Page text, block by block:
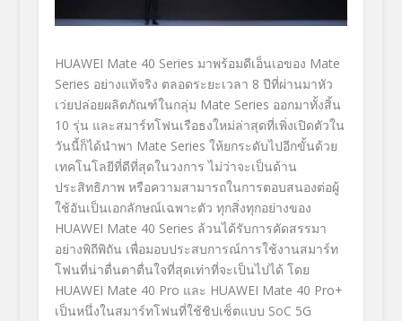
HUAWEI Mate 40 Series มาพร้อมดีเอ็นเอของ Mate
Series อย่างแท้จริง ตลอดระยะเวลา 8 ปีที่ผ่านมาหัว
เว่ยปล่อยผลิตภัณฑ์ในกลุ่ม Mate Series ออกมาทั้งสิ้น
10 รุ่น และสมาร์ทโฟนเรือธงใหม่ล่าสุดที่เพิ่งเปิดตัวใน
วันนี้ก็ได้นำพา Mate Series ให้ยกระดับไปอีกขั้นด้วย
เทคโนโลยีที่ดีที่สุดในวงการ ไม่ว่าจะเป็นด้าน
ประสิทธิภาพ หรือความสามารถในการตอบสนองต่อผู้
ใช้อันเป็นเอกลักษณ์เฉพาะตัว ทุกสิ่งทุกอย่างของ
HUAWEI Mate 40 Series ล้วนได้รับการคัดสรรมา
อย่างพิถีพิถัน เพื่อมอบประสบการณ์การใช้งานสมาร์ท
โฟนที่น่าตื่นตาตื่นใจที่สุดเท่าที่จะเป็นไปได้ โดย
HUAWEI Mate 40 Pro และ HUAWEI Mate 40 Pro+
เป็นหนึ่งในสมาร์ทโฟนที่ใช้ชิปเซ็ตแบบ SoC 5G